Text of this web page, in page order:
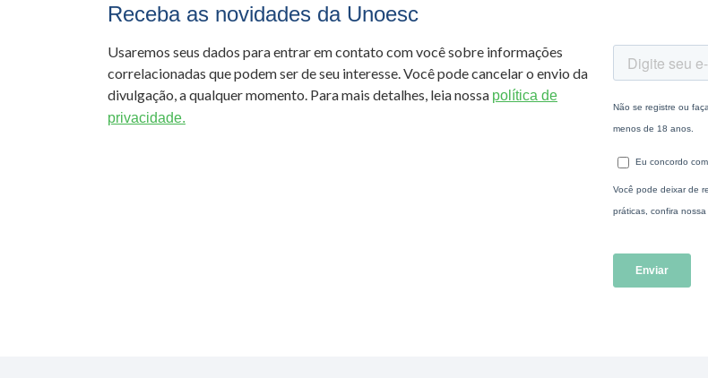
Receba as novidades da Unoesc
Usaremos seus dados para entrar em contato com você sobre informações
correlacionadas que podem ser de seu interesse. Você pode cancelar o envio da
divulgação, a qualquer momento. Para mais detalhes, leia nossa política de
privacidade.